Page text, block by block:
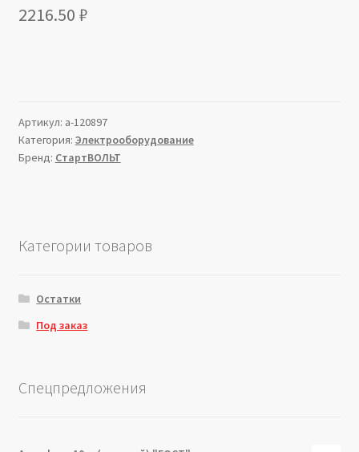
2216.50 ₽
Артикул: a-120897
Категория: Электрооборудование
Бренд: СтартВОЛЬТ
Категории товаров
Остатки
Под заказ
Спецпредложения